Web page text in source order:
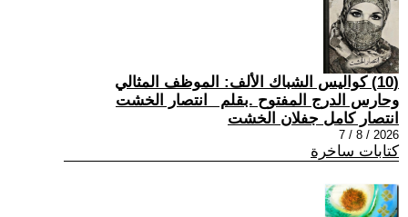
(10) كواليس الشباك الألف: الموظف المثالي
وحارس الدرج المفتوح .بقلم _انتصار الخشت
انتصار كامل جفلان الخشت
2026 / 8 / 7
كتابات ساخرة